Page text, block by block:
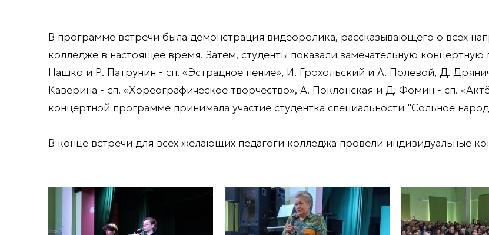
В программе встречи была демонстрация видеоролика, рассказывающего о всех
колледже в настоящее время. Затем, студенты показали замечательную
Нашко и Р. Патрунин - сп. «Эстрадное пение», И. Грохольский и А. Полевой, Д.
Каверина - сп. «Хореографическое творчество», А. Поклонская и Д. Фомин - сп.
концертной программе принимала участие студентка специальности "Сольное
В конце встречи для всех желающих педагоги колледжа провели индивидуальные